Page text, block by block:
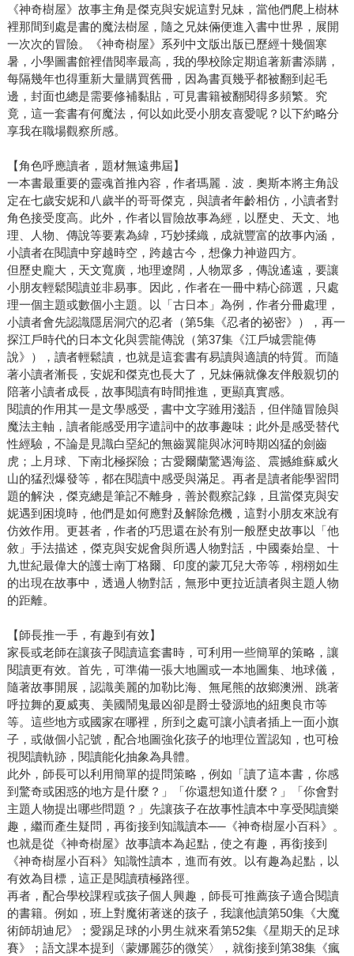
《神奇樹屋》故事主角是傑克與安妮這對兄妹，當他們爬上樹林
裡那間到處是書的魔法樹屋，隨之兄妹倆便進入書中世界，展開
一次次的冒險。《神奇樹屋》系列中文版出版已歷經十幾個寒
暑，小學圖書館裡借閱率最高，我的學校除定期追著新書添購，
每隔幾年也得重新大量購買舊冊，因為書頁幾乎都被翻到起毛
邊，封面也總是需要修補黏貼，可見書籍被翻閱得多頻繁。究
竟，這一套書有何魔法，何以如此受小朋友喜愛呢？以下約略分
享我在職場觀察所感。
【角色呼應讀者，題材無遠弗屆】
一本書最重要的靈魂首推內容，作者瑪麗．波．奧斯本將主角設
定在七歲安妮和八歲半的哥哥傑克，與讀者年齡相仿，小讀者對
角色接受度高。此外，作者以冒險故事為經，以歷史、天文、地
理、人物、傳說等要素為緯，巧妙揉織，成就豐富的故事內涵，
小讀者在閱讀中穿越時空，跨越古今，想像力神遊四方。
但歷史龐大，天文寬廣，地理遼闊，人物眾多，傳說遙遠，要讓
小朋友輕鬆閱讀並非易事。因此，作者在一冊中精心篩選，只處
理一個主題或數個小主題。以「古日本」為例，作者分冊處理，
小讀者會先認識隱居洞穴的忍者（第5集《忍者的祕密》），再一
探江戶時代的日本文化與雲龍傳說（第37集《江戶城雲龍傳
說》），讀者輕鬆讀，也就是這套書有易讀與適讀的特質。而隨
著小讀者漸長，安妮和傑克也長大了，兄妹倆就像友伴般親切的
陪著小讀者成長，故事閱讀有時間推進，更顯真實感。
閱讀的作用其一是文學感受，書中文字雖用淺語，但伴隨冒險與
魔法主軸，讀者能感受用字遣詞中的故事趣味；此外是感受替代
性經驗，不論是見識白堊紀的無齒翼龍與冰河時期凶猛的劍齒
虎；上月球、下南北極探險；古愛爾蘭驚遇海盜、震撼維蘇威火
山的猛烈爆發等，都在閱讀中感受與滿足。再者是讀者能學習問
題的解決，傑克總是筆記不離身，善於觀察記錄，且當傑克與安
妮遇到困境時，他們是如何應對及解除危機，這對小朋友來說有
仿效作用。更甚者，作者的巧思還在於有別一般歷史故事以「他
敘」手法描述，傑克與安妮會與所遇人物對話，中國秦始皇、十
九世紀最偉大的護士南丁格爾、印度的蒙兀兒大帝等，栩栩如生
的出現在故事中，透過人物對話，無形中更拉近讀者與主題人物
的距離。
【師長推一手，有趣到有效】
家長或老師在讓孩子閱讀這套書時，可利用一些簡單的策略，讓
閱讀更有效。首先，可準備一張大地圖或一本地圖集、地球儀，
隨著故事開展，認識美麗的加勒比海、無尾熊的故鄉澳洲、跳著
呼拉舞的夏威夷、美國鬧鬼最凶卻是爵士發源地的紐奧良市等
等。這些地方或國家在哪裡，所到之處可讓小讀者插上一面小旗
子，或做個小記號，配合地圖強化孩子的地理位置認知，也可檢
視閱讀軌跡，閱讀能化抽象為具體。
此外，師長可以利用簡單的提問策略，例如「讀了這本書，你感
到驚奇或困惑的地方是什麼？」「你還想知道什麼？」「你會對
主題人物提出哪些問題？」先讓孩子在故事性讀本中享受閱讀樂
趣，繼而產生疑問，再銜接到知識讀本──《神奇樹屋小百科》。
也就是從《神奇樹屋》故事讀本為起點，使之有趣，再銜接到
《神奇樹屋小百科》知識性讀本，進而有效。以有趣為起點，以
有效為目標，這正是閱讀積極路徑。
再者，配合學校課程或孩子個人興趣，師長可推薦孩子適合閱讀
的書籍。例如，班上對魔術著迷的孩子，我讓他讀第50集《大魔
術師胡迪尼》；愛踢足球的小男生就來看第52集《星期天的足球
賽》；語文課本提到〈蒙娜麗莎的微笑〉，就銜接到第38集《瘋